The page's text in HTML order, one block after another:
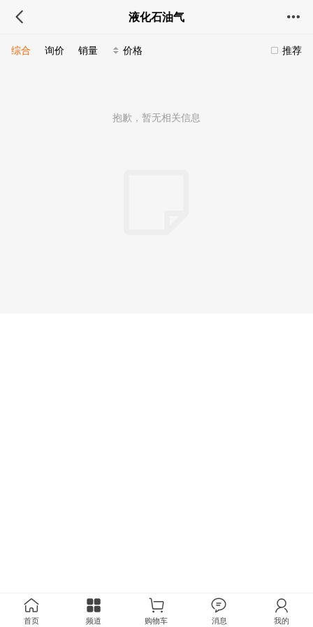
液化石油气
推荐
综合 询价 销量 价格
抱歉，暂无相关信息
首页 频道 购物车 消息 我的